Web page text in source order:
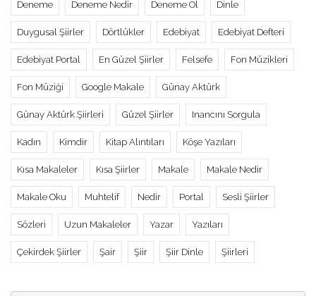
Deneme Deneme Nedir Deneme Ol Dinle
Duygusal Şiirler Dörtlükler Edebiyat Edebiyat Defteri
Edebiyat Portal En Güzel Şiirler Felsefe Fon Müzikleri
Fon Müziği Google Makale Günay Aktürk
Günay Aktürk Şiirleri Güzel Şiirler Inancını Sorgula
Kadın Kimdir Kitap Alıntıları Köşe Yazıları
Kısa Makaleler Kısa Şiirler Makale Makale Nedir
Makale Oku Muhtelif Nedir Portal Sesli Şiirler
Sözleri Uzun Makaleler Yazar Yazıları
Çekirdek Şiirler Şair Şiir Şiir Dinle Şiirleri